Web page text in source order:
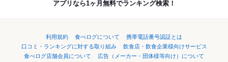
アプリなら1ヶ月無料でランキング検索！
利用規約 食べログについて
携帯電話番号認証とは
口コミ・ランキングに対する取り組み
飲食店・飲食企業様向けサービス
食べログ店舗会員について
広告（メーカー・団体様等向け）について